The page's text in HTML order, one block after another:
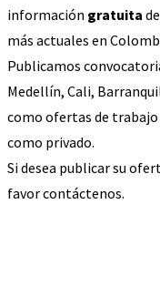
información gratuita
más actuales en
Publicamos
Medellín, Cali,
como ofertas de
como privado.
Si desea publicar su
favor contáctenos.